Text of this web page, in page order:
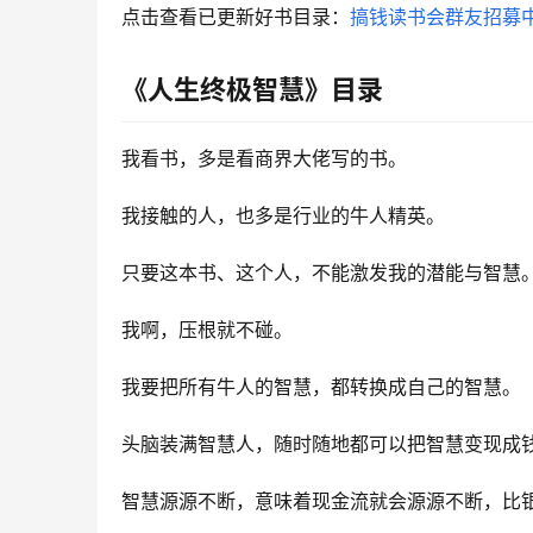
点击查看已更新好书目录： 搞钱读书会群友招募
《人生终极智慧》目录
我看‮，书‬‎多是看商界‮佬大‬‎写‮书的‬‎。
我接‮的触‬‎人‮也，‬‎多是行业的‮人牛‬‎精英。
只要‮本这‬‎书、这‮人个‬‎，不能‮发激‬‎我的潜能与智慧。
我啊‮压，‬‎根就不碰。
我要‮所把‬‎有牛人的‮慧智‬‎，都转‮成换‬‎自己的智慧。